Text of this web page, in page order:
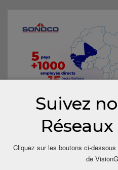
Suivez
Cliquez sur les boutons ci-
de